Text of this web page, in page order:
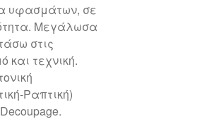
υφασμάτων, σε
Μεγάλωσα
στις
τεχνική.
Ραπτική)